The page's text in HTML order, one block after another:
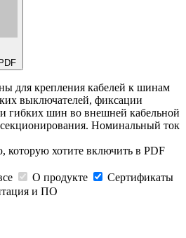
для крепления кабелей к шинам
выключателей, фиксации
гибких шин во внешней кабельной
Номинальный ток
хотите включить в PDF
О продукте
Сертификаты
и ПО